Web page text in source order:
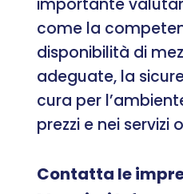
come la
disponibilità di
adeguate, la
cura per
prezzi e nei servizi
Contatta le